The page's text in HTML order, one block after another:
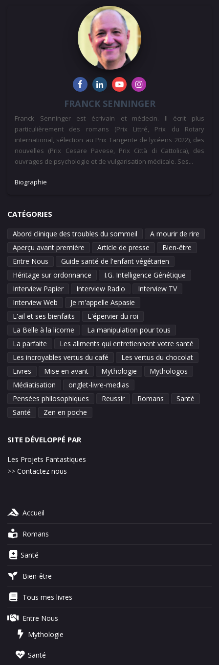
FRANCK SENNINGER
Franck Senninger est écrivain et médecin. Il écrit plus
particulièrement des romans (Prix Littré, Prix du Rotary
international, sélection au Prix Tangente de lycéens 2022), des
nouvelles (Prix Cesare Pavese, Prix Città di Cattolica), des
ouvrages de psychologie et de vulgarisation médicale. Ses...
Biographie
CATÉGORIES
Abord clinique des troubles du sommeil
A mourir de rire
Aperçu avant première
Article de presse
Bien-être
Entre Nous
Guide santé de l'enfant végétarien
Héritage sur ordonnance
I.G. Intelligence Génétique
Interview Papier
Interview Radio
Interview TV
Interview Web
Je m'appelle Aspasie
L'ail et ses bienfaits
L'épervier du roi
La Belle à la licorne
La manipulation pour tous
La parfaite
Les aliments qui entretiennent votre santé
Les incroyables vertus du café
Les vertus du chocolat
Livres
Mise en avant Mythologie
Mythologos
Médiatisation
onglet-livre-medias
Pensées philosophiques
Reussir Romans
Santé
Santé
Zen en poche
SITE DÉVELOPPÉ PAR
Les Projets Fantastiques
>> Contactez nous
Accueil
Romans
Santé
Bien-être
Tous mes livres
Entre Nous
Mythologie
Santé